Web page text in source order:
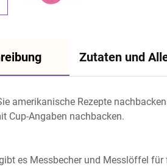
Zutaten und
amerikanische Rezepte
Cup-Angaben nachbacken.
es Messbecher und Messlöffel